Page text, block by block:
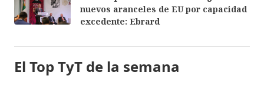
nuevos aranceles de EU por capacidad
excedente: Ebrard
El Top TyT de la semana